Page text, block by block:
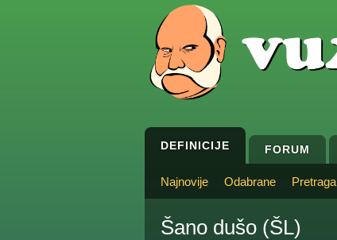
DEFINICIJE FORUM
Najnovije Odabrane Pretraga
Šano dušo (ŠL)